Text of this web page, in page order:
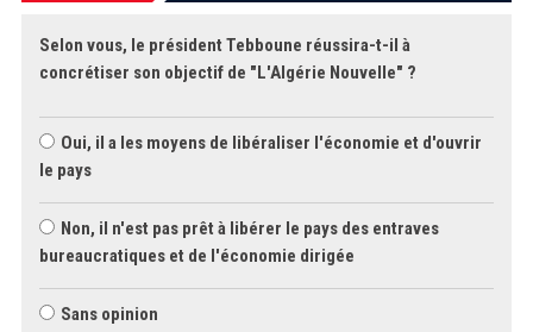
Selon vous, le président Tebboune réussira-t-il à
concrétiser son objectif de "L'Algérie Nouvelle" ?
Oui, il a les moyens de libéraliser l'économie et d'ouvrir
le pays
Non, il n'est pas prêt à libérer le pays des entraves
bureaucratiques et de l'économie dirigée
Sans opinion